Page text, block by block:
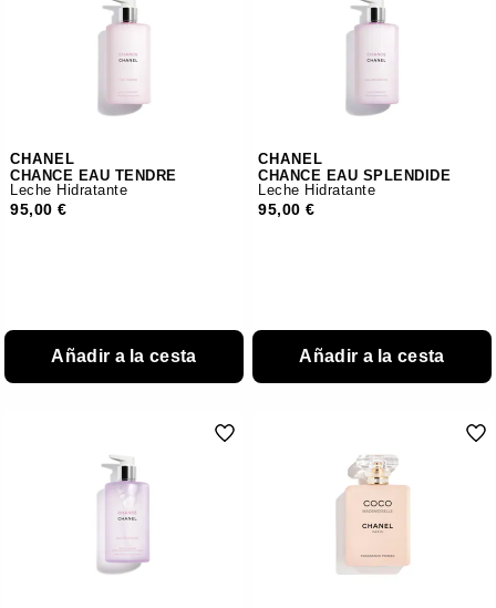
CHANEL
CHANCE EAU TENDRE
Leche Hidratante
95,00 €
Añadir a la cesta
CHANEL
CHANCE EAU SPLENDIDE
Leche Hidratante
95,00 €
Añadir a la cesta